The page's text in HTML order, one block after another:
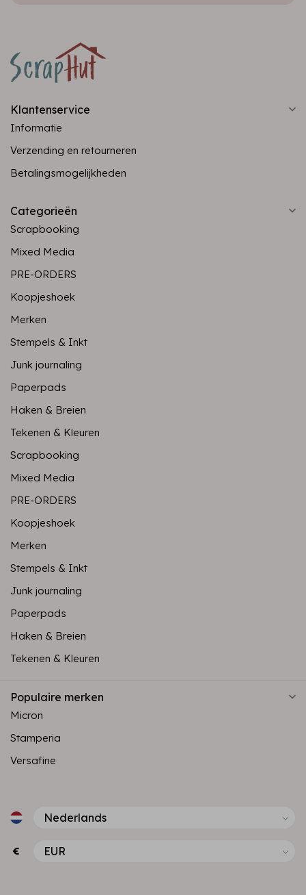
Klantenservice
Informatie
Verzending en retourneren
Betalingsmogelijkheden
Categorieën
Scrapbooking
Mixed Media
PRE-ORDERS
Koopjeshoek
Merken
Stempels & Inkt
Junk journaling
Paperpads
Haken & Breien
Tekenen & Kleuren
Scrapbooking
Mixed Media
PRE-ORDERS
Koopjeshoek
Merken
Stempels & Inkt
Junk journaling
Paperpads
Haken & Breien
Tekenen & Kleuren
Populaire merken
Micron
Stamperia
Versafine
€